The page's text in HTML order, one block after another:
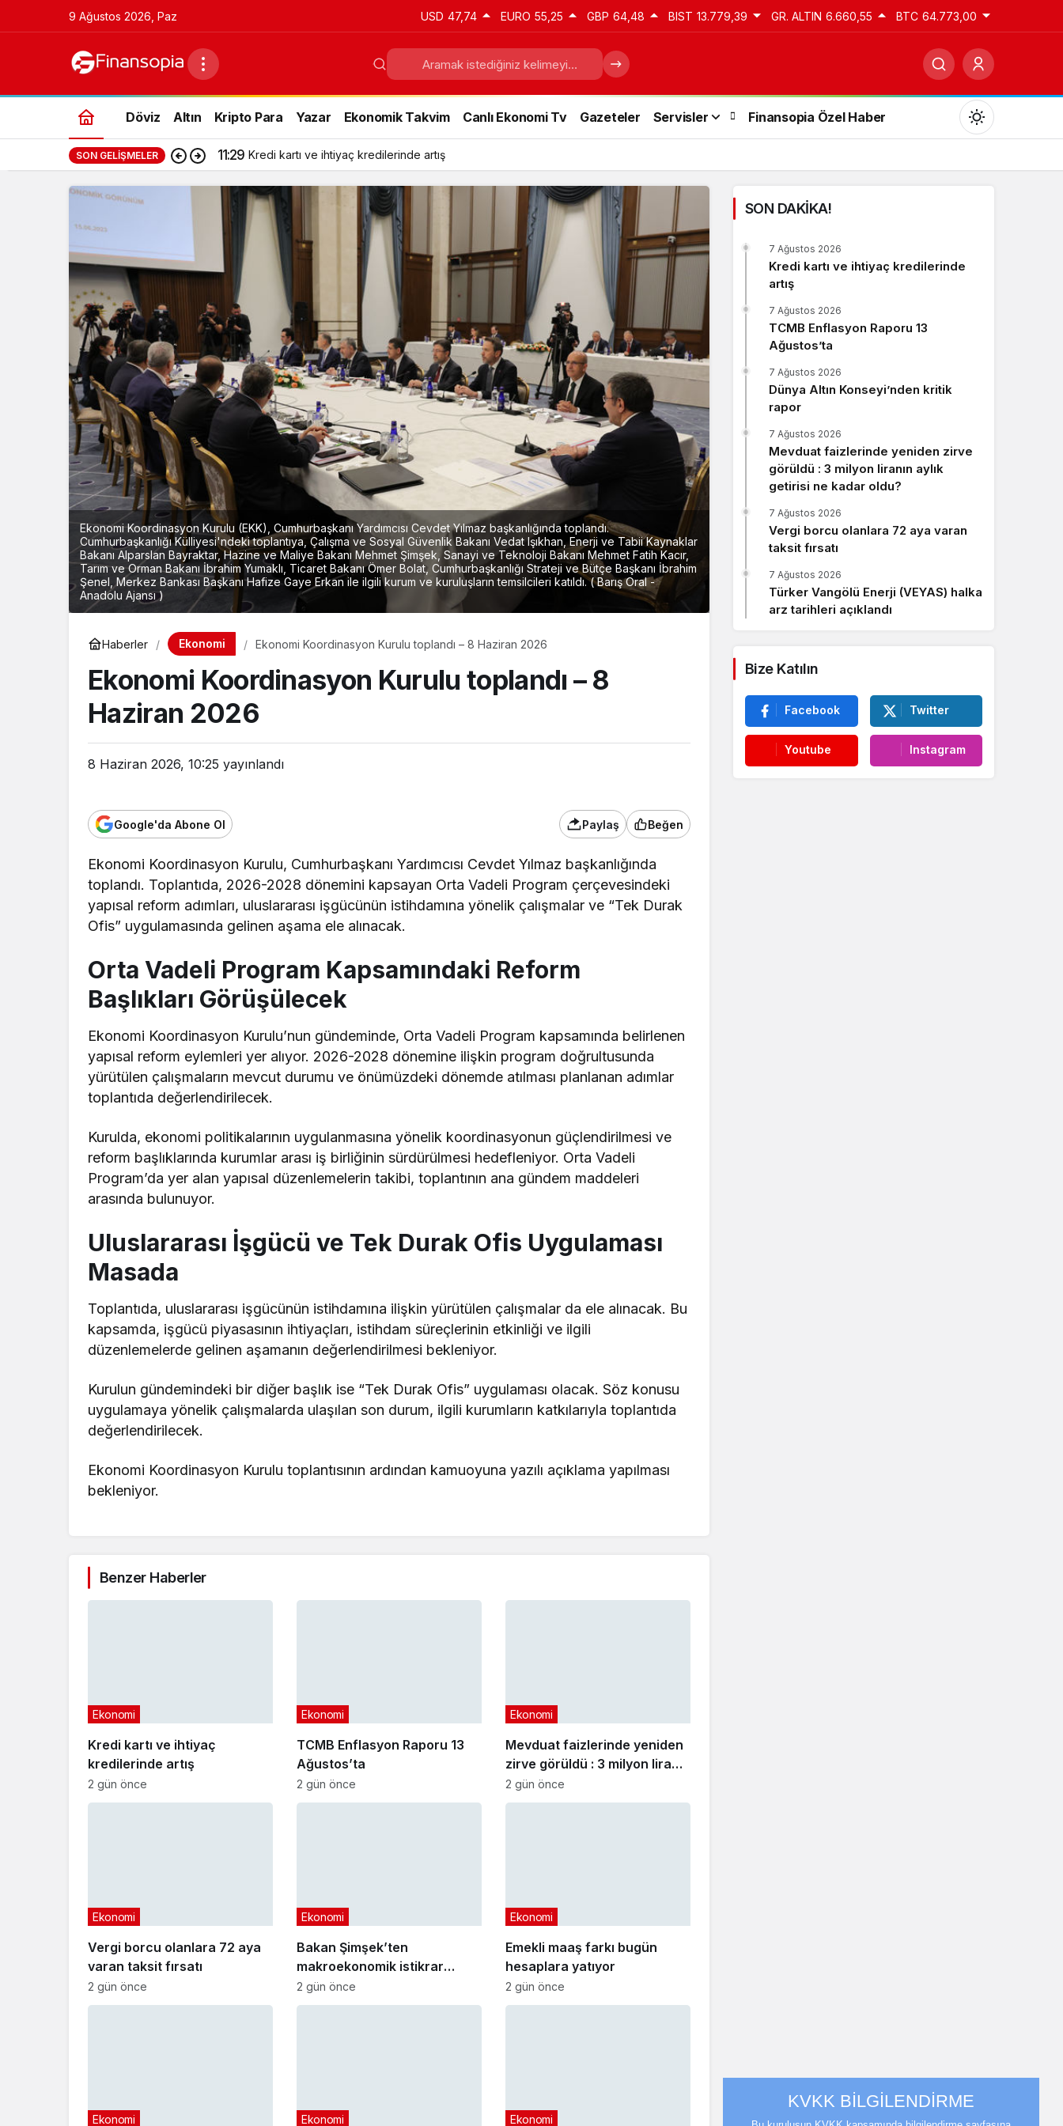
9 Ağustos 2026, Paz USD 47,74 EURO 55,25 GBP 64,48 BIST 13.779,39 GR. ALTIN 6.660,55 BTC 64.773,00
Döviz Altın Kripto Para Yazar Ekonomik Takvim Canlı Ekonomi Tv Gazeteler Servisler Finansopia Özel Haber
Gündüz modunu seçin.
Gece Modu
Gece modunu seçin.
Sistem Modu
Sistem modunu seçin.
SON GELIŞMELER 11:29 Kredi kartı ve ihtiyaç kredilerinde artış
Ekonomi Koordinasyon Kurulu (EKK), Cumhurbaşkanı Yardımcısı Cevdet Yılmaz başkanlığında toplandı.
Cumhurbaşkanlığı Külliyesi'ndeki toplantıya, Çalışma ve Sosyal Güvenlik Bakanı Vedat Işıkhan, Enerji ve Tabii Kaynaklar
Bakanı Alparslan Bayraktar, Hazine ve Maliye Bakanı Mehmet Şimşek, Sanayi ve Teknoloji Bakanı Mehmet Fatih Kacır,
Tarım ve Orman Bakanı İbrahim Yumaklı, Ticaret Bakanı Ömer Bolat, Cumhurbaşkanlığı Strateji ve Bütçe Başkanı İbrahim
Şenel, Merkez Bankası Başkanı Hafize Gaye Erkan ile ilgili kurum ve kuruluşların temsilcileri katıldı. ( Barış Oral -
Anadolu Ajansı )
Haberler Ekonomi Ekonomi Koordinasyon Kurulu toplandı – 8 Haziran 2026
Ekonomi Koordinasyon Kurulu toplandı – 8
Haziran 2026
8 Haziran 2026, 10:25 yayınlandı
Google'da Abone Ol Paylaş Beğen
Ekonomi Koordinasyon Kurulu, Cumhurbaşkanı Yardımcısı Cevdet Yılmaz başkanlığında
toplandı. Toplantıda, 2026-2028 dönemini kapsayan Orta Vadeli Program çerçevesindeki
yapısal reform adımları, uluslararası işgücünün istihdamına yönelik çalışmalar ve “Tek Durak
Ofis” uygulamasında gelinen aşama ele alınacak.
Orta Vadeli Program Kapsamındaki Reform
Başlıkları Görüşülecek
Ekonomi Koordinasyon Kurulu’nun gündeminde, Orta Vadeli Program kapsamında belirlenen
yapısal reform eylemleri yer alıyor. 2026-2028 dönemine ilişkin program doğrultusunda
yürütülen çalışmaların mevcut durumu ve önümüzdeki dönemde atılması planlanan adımlar
toplantıda değerlendirilecek.
Kurulda, ekonomi politikalarının uygulanmasına yönelik koordinasyonun güçlendirilmesi ve
reform başlıklarında kurumlar arası iş birliğinin sürdürülmesi hedefleniyor. Orta Vadeli
Program’da yer alan yapısal düzenlemelerin takibi, toplantının ana gündem maddeleri
arasında bulunuyor.
Uluslararası İşgücü ve Tek Durak Ofis Uygulaması
Masada
Toplantıda, uluslararası işgücünün istihdamına ilişkin yürütülen çalışmalar da ele alınacak. Bu
kapsamda, işgücü piyasasının ihtiyaçları, istihdam süreçlerinin etkinliği ve ilgili
düzenlemelerde gelinen aşamanın değerlendirilmesi bekleniyor.
Kurulun gündemindeki bir diğer başlık ise “Tek Durak Ofis” uygulaması olacak. Söz konusu
uygulamaya yönelik çalışmalarda ulaşılan son durum, ilgili kurumların katkılarıyla toplantıda
değerlendirilecek.
Ekonomi Koordinasyon Kurulu toplantısının ardından kamuoyuna yazılı açıklama yapılması
bekleniyor.
Benzer Haberler
Kredi kartı ve ihtiyaç
kredilerinde artış
Ekonomi
2 gün önce
TCMB Enflasyon Raporu 13
Ağustos’ta
Ekonomi
2 gün önce
Mevduat faizlerinde yeniden
zirve görüldü : 3 milyon liranın
aylık getirisi ne kadar oldu?
Ekonomi
2 gün önce
Vergi borcu olanlara 72 aya
varan taksit fırsatı
Ekonomi
2 gün önce
Bakan Şimşek’ten
makroekonomik istikrar
açıklaması
Ekonomi
2 gün önce
Emekli maaş farkı bugün
hesaplara yatıyor
Ekonomi
2 gün önce
Ekonomi Ekonomi Ekonomi
SON DAKİKA!
Kredi kartı ve ihtiyaç kredilerinde
artış
7 Ağustos 2026
TCMB Enflasyon Raporu 13
Ağustos’ta
7 Ağustos 2026
Dünya Altın Konseyi’nden kritik
rapor
7 Ağustos 2026
Mevduat faizlerinde yeniden zirve
görüldü : 3 milyon liranın aylık
getirisi ne kadar oldu?
7 Ağustos 2026
Vergi borcu olanlara 72 aya varan
taksit fırsatı
7 Ağustos 2026
Türker Vangölü Enerji (VEYAS) halka
arz tarihleri açıklandı
7 Ağustos 2026
Bize Katılın
Facebook Twitter
Youtube Instagram
KVKK BİLGİLENDİRME